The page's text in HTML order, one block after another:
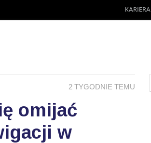
KARIERA
2 TYGODNIE TEMU
omijać
w